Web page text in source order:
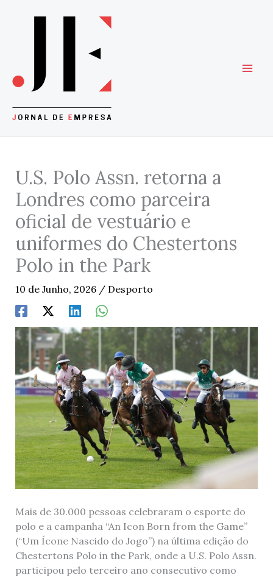
U.S. Polo Assn. retorna a
Londres como parceira
oficial de vestuário e
uniformes do Chestertons
Polo in the Park
10 de Junho, 2026 / Desporto
Mais de 30.000 pessoas celebraram o esporte do
polo e a campanha “An Icon Born from the Game”
(“Um Ícone Nascido do Jogo”) na última edição do
Chestertons Polo in the Park, onde a U.S. Polo Assn.
participou pelo terceiro ano consecutivo como